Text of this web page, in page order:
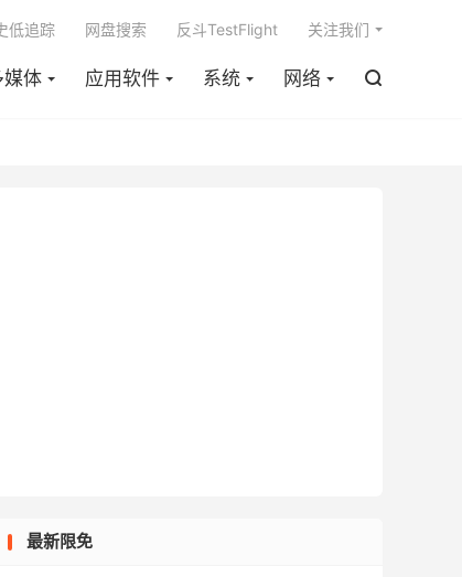
媒体 应用软件 系统 网络 
低追踪 网盘搜索 反斗TestFlight 关注我们
最新限免